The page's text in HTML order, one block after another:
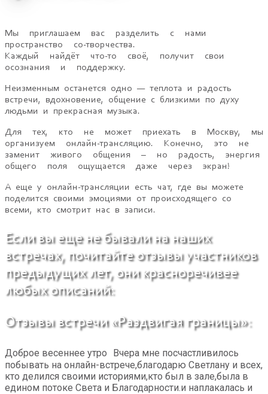
Мы приглашаем вас разделить с нами
пространство со-творчества.
Каждый найдёт что-то своё, получит свои
осознания и поддержку.
Неизменным останется одно — теплота и радость
встречи, вдохновение, общение с близкими по духу
людьми и прекрасная музыка.
Для тех, кто не может приехать в Москву, мы
организуем онлайн-трансляцию. Конечно, это не
заменит живого общения – но радость, энергия
общего поля ощущается даже через экран!
А еще у онлайн-трансляции есть чат, где вы можете
поделится своими эмоциями от происходящего со
всеми, кто смотрит нас в записи.
Если вы еще не бывали на наших
встречах, почитайте отзывы участников
предыдущих лет, они красноречивее
любых описаний:
Отзывы встречи «Раздвигая границы»:
Доброе весеннее утро Вчера мне посчастливилось
побывать на онлайн-встрече,благодарю Светлану и всех,
кто делился своими историями,кто был в зале,была в
едином потоке Света и Благодарности.и наплакалась и